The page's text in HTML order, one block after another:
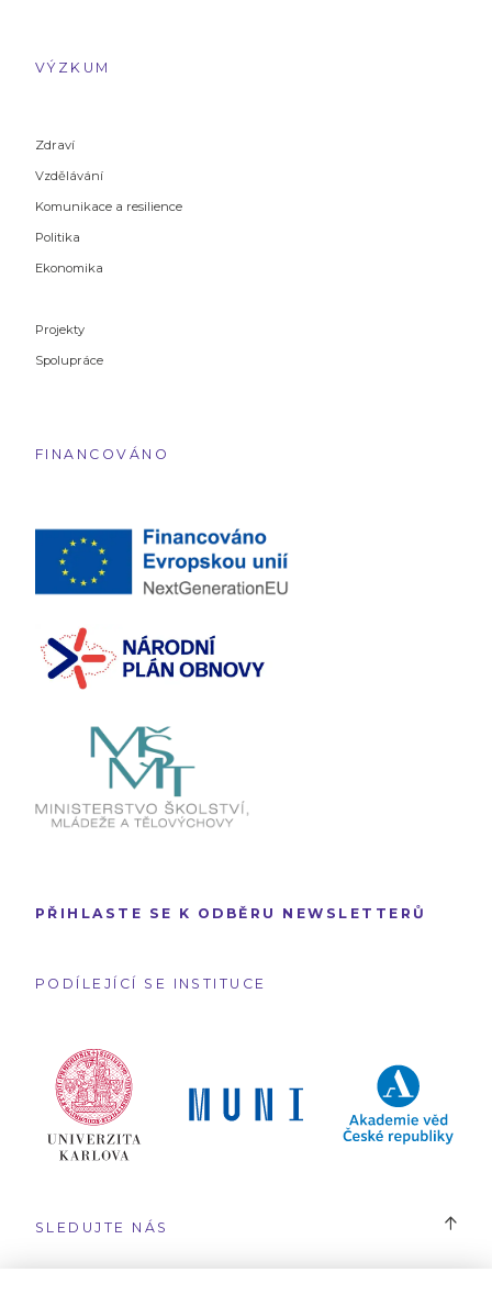
VÝZKUM
Zdraví
Vzdělávání
Komunikace a resilience
Politika
Ekonomika
Projekty
Spolupráce
FINANCOVÁNO
PŘIHLASTE SE K ODBĚRU NEWSLETTERŮ
SLEDUJTE NÁS
PODÍLEJÍCÍ SE INSTITUCE